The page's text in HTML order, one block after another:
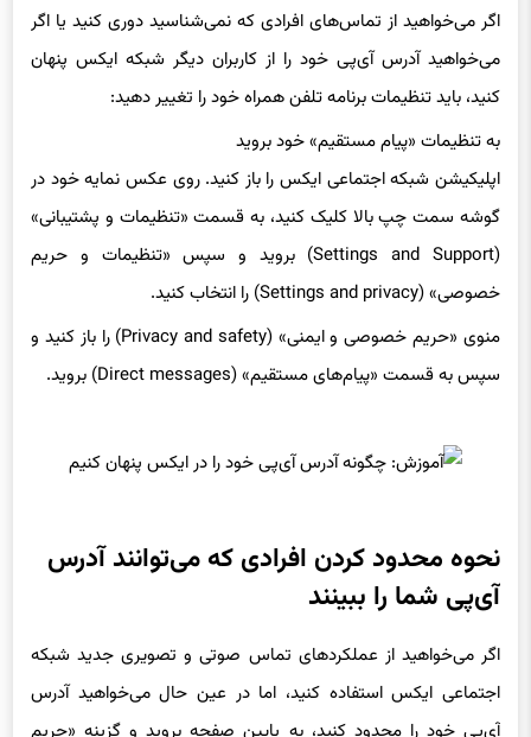
اگر می‌خواهید از تماس‌های افرادی که نمی‌شناسید دوری کنید یا اگر
می‌خواهید آدرس آی‌پی خود را از کاربران دیگر شبکه ایکس پنهان
کنید، باید تنظیمات برنامه تلفن همراه خود را تغییر دهید:
به تنظیمات «پیام مستقیم» خود بروید
اپلیکیشن شبکه اجتماعی ایکس را باز کنید. روی عکس نمایه خود در
گوشه سمت چپ بالا کلیک کنید، به قسمت «تنظیمات و پشتیبانی»
(Settings and Support) بروید و سپس «تنظیمات و حریم
خصوصی» (Settings and privacy) را انتخاب کنید.
منوی «حریم خصوصی و ایمنی» (Privacy and safety) را باز کنید و
سپس به قسمت «پیام‌های مستقیم» (Direct messages) بروید.
نحوه محدود کردن افرادی که می‌توانند آدرس
آی‌پی شما را ببینند
اگر می‌خواهید از عملکردهای تماس صوتی و تصویری جدید شبکه
اجتماعی ایکس استفاده کنید، اما در عین حال می‌خواهید آدرس
آی‌پی خود را محدود کنید، به پایین صفحه بروید و گزینه «حریم